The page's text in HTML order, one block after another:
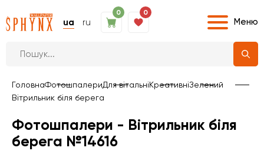
ua ru
0 0
Меню
ГоловнаФотошпалериДля вітальніКреативніЗелений
Вітрильник біля берега
Фотошпалери - Вітрильник біля
берега №14616